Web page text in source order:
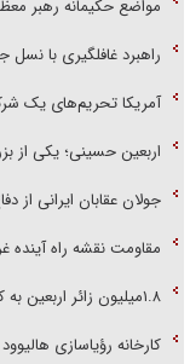
مواضع حکیمانه رهبر
راهبرد غافلگیری با نسل
آمریکا تحریم‌های یک
اربعین حسینی؛ یکی از
جولان عقابان ایرانی از
مقاومت نقشه راه
۱.۸میلیون زائر اربعین به کشور بازگشتند
کارخانه رؤیاسازی